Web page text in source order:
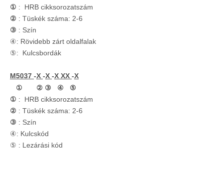
① : HRB cikksorozatszám
② : Tüskék száma: 2-6
③ : Szín
④: Rövidebb zárt oldalfalak
⑤: Kulcsbordák
M5037 -X -X -X XX -X
① ② ③ ④ ⑤
① : HRB cikksorozatszám
② : Tüskék száma: 2-6
③ : Szín
④: Kulcskód
⑤ : Lezárási kód